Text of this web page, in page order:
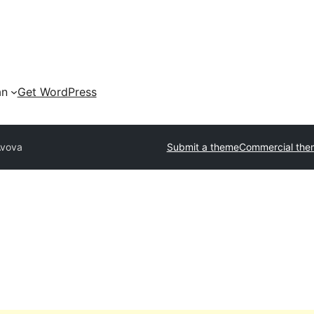
Get WordPress
Submit a themeCommercial